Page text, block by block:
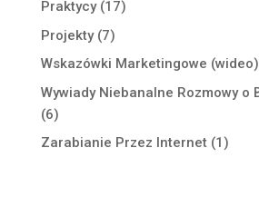
Praktycy(17)
Projekty(7)
Wskazówki Marketingowe (wideo)
Wywiady Niebanalne Rozmowy o
(6)
Zarabianie Przez Internet(1)